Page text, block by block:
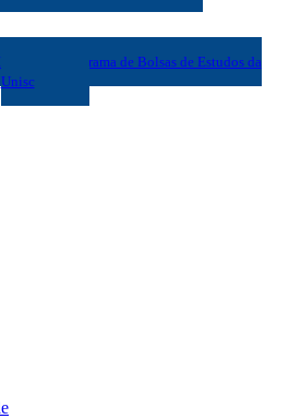
o Programa de Bolsas de Estudos da
Unisc